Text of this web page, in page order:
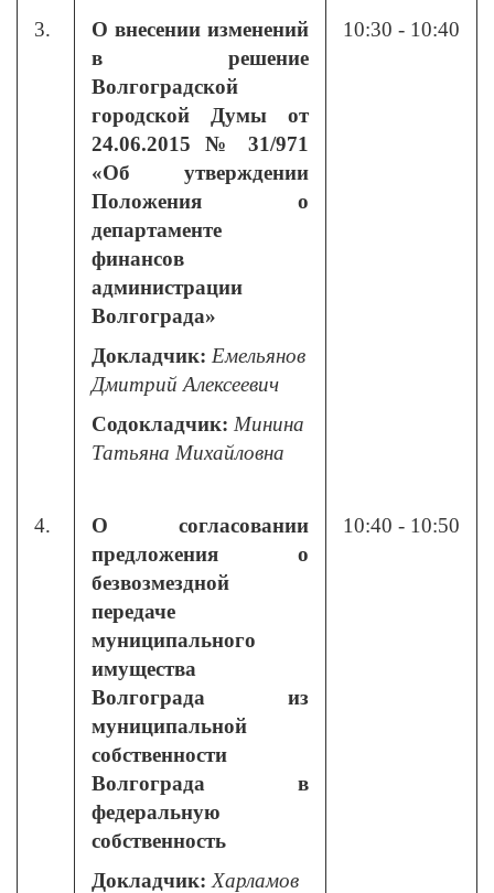
3.
О внесении изменений
в решение
Волгоградской
городской Думы от
24.06.2015 № 31/971
«Об утверждении
Положения о
департаменте
финансов
администрации
Волгограда»
Докладчик: Емельянов
Дмитрий Алексеевич
Содокладчик: Минина
Татьяна Михайловна
10:30 - 10:40
4.
О согласовании
предложения о
безвозмездной
передаче
муниципального
имущества
Волгограда из
муниципальной
собственности
Волгограда в
федеральную
собственность
Докладчик: Харламов
10:40 - 10:50